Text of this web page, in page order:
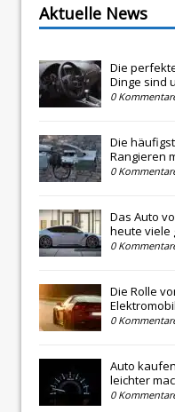
Aktuelle News
Die
Dinge sind
0
Die
Rangieren
0
Das Auto
heute viele
0
Die Rolle
0
Auto
leichter
0